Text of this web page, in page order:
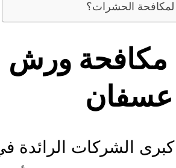
لمكافحة الحشرات؟
ورش
الشركات الرائدة